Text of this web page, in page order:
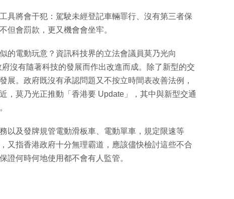
具將會干犯：駕駛未經登記車輛罪行、沒有第三者保
但會罰款，更又機會會坐牢。
的電動玩意？資訊科技界的立法會議員莫乃光向
沒有隨著科技的發展而作出改進而成。除了新型的交
。政府既沒有承認問題又不按立時間表改善法例，
，莫乃光正推動「香港要 Update」，其中與新型交通
以及發牌規管電動滑板車、電動單車，規定限速等
又指香港政府十分無理霸道，應該儘快檢討這些不合
證何時何地使用都不會有人監管。